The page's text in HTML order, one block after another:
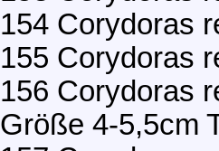
154 Corydoras
155 Corydoras
156 Corydoras
Größe 4-5,5cm